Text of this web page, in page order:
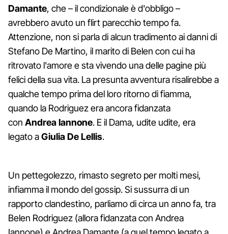
Damante, che – il condizionale è d'obbligo –
avrebbero avuto un flirt parecchio tempo fa.
Attenzione, non si parla di alcun tradimento ai danni di
Stefano De Martino, il marito di Belen con cui ha
ritrovato l'amore e sta vivendo una delle pagine più
felici della sua vita. La presunta avventura risalirebbe a
qualche tempo prima del loro ritorno di fiamma,
quando la Rodriguez era ancora fidanzata
con Andrea Iannone. E il Dama, udite udite, era
legato aGiulia De Lellis.
Un pettegolezzo, rimasto segreto per molti mesi,
infiamma il mondo del gossip. Si sussurra di un
rapporto clandestino, parliamo di circa un anno fa, tra
Belen Rodriguez (allora fidanzata con Andrea